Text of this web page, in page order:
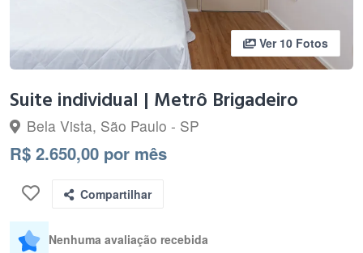
Ver 10 Fotos
Suite individual | Metrô Brigadeiro
Bela Vista, São Paulo - SP
R$ 2.650,00 por mês
Compartilhar
Nenhuma avaliação recebida